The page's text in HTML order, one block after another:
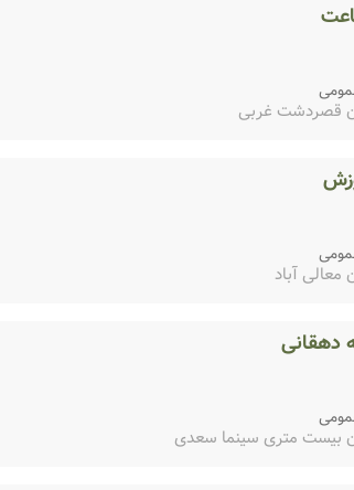
قصردشت غربی
معالی آباد
دهقانی
بیست متری سینما سعدی